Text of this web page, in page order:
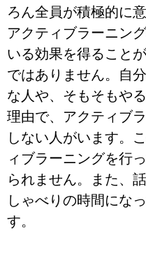
ろん全員が積極的に
アクティブラーニン
いる効果を得ること
ではありません。自
な人や、そもそもや
理由で、アクティブ
しない人がいます。
ィブラーニングを行
られません。また、
しゃべりの時間にな
す。